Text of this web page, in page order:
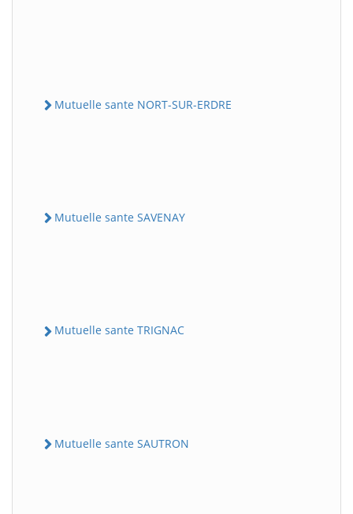
Mutuelle sante NORT-SUR-ERDRE
Mutuelle sante SAVENAY
Mutuelle sante TRIGNAC
Mutuelle sante SAUTRON